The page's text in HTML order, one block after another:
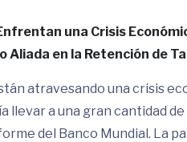
una Crisis
Aliada en la Retención de
atravesando una crisis
llevar a una gran cantidad
del Banco Mundial. La